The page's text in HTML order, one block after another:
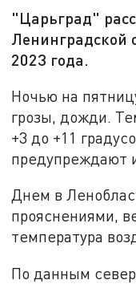
"Царьград"
Ленинградской
2023 года.
Ночью на
грозы, дожди.
+3 до +11
предупреждают
Днем в
прояснениями,
температура
По данным